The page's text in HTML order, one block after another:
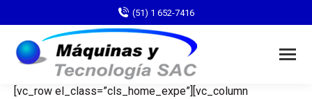
(51) 1 652-7416
[vc_row el_class=”cls_home_expe”][vc_column